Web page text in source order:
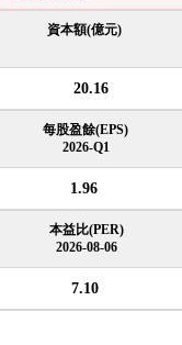
資本額(億元)
20.16
每股盈餘(EPS)
2026-Q1
1.96
本益比(PER)
2026-08-06
7.10